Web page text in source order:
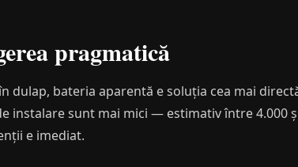
pragmatică
dulap, bateria aparentă e soluția cea mai
instalare sunt mai mici — estimativ între 4.000
e imediat.